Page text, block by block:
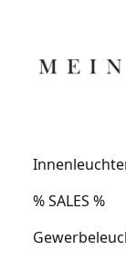
% SALES %